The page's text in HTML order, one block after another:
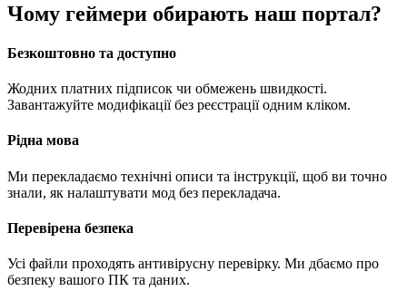
Чому геймери обирають наш портал?
Безкоштовно та доступно
Жодних платних підписок чи обмежень швидкості.
Завантажуйте модифікації без реєстрації одним кліком.
Рідна мова
Ми перекладаємо технічні описи та інструкції, щоб ви точно
знали, як налаштувати мод без перекладача.
Перевірена безпека
Усі файли проходять антивірусну перевірку. Ми дбаємо про
безпеку вашого ПК та даних.